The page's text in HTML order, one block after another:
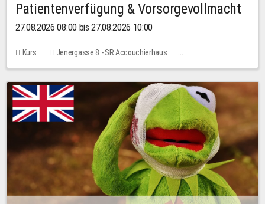
Patientenverfügung & Vorsorgevollmacht
27.08.2026 08:00 bis 27.08.2026 10:00
Kurs
Jenergasse 8 - SR Accouchierhaus
Keine freien Plätze